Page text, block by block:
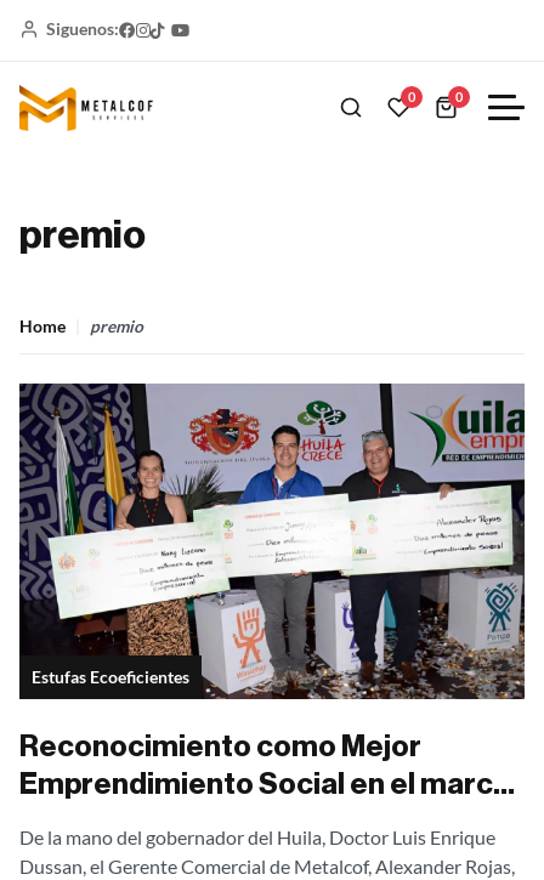
Siguenos:
0 0
premio
Home premio
Estufas Ecoeficientes
Reconocimiento como Mejor
Emprendimiento Social en el marco
Emprendimiento
De la mano del gobernador del Huila, Doctor Luis Enrique
Dussan, el Gerente Comercial de Metalcof, Alexander Rojas,